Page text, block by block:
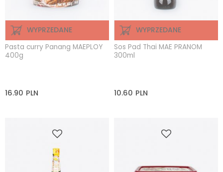
WYPRZEDANE
Pasta curry Panang MAEPLOY
400g
16.90 PLN
WYPRZEDANE
Sos Pad Thai MAE PRANOM
300ml
10.60 PLN